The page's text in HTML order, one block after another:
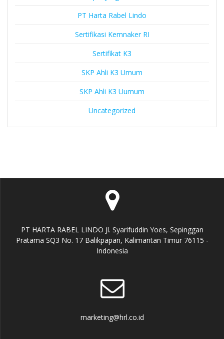
PT Harta Rabel Lindo
Sertifikasi Kemnaker RI
Sertifikat K3
SKP Ahli K3 Umum
SKP Ahli K3 Uumum
Uncategorized
PT HARTA RABEL LINDO Jl. Syarifuddin Yoes, Sepinggan
Pratama SQ3 No. 17 Balikpapan, Kalimantan Timur 76115 -
Indonesia
marketing@hrl.co.id